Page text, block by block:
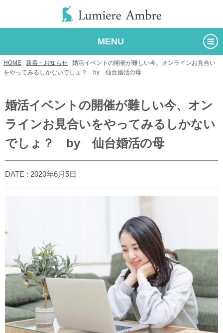
MENU
HOME 新着・お知らせ
婚活イベントの開催が難しい今、オンラインお見合い
をやってみるしかないでしょ？ by 仙台婚活の母
婚活イベントの開催が難しい今、オン
ラインお見合いをやってみるしかない
でしょ？ by 仙台婚活の母
DATE : 2020年6月5日